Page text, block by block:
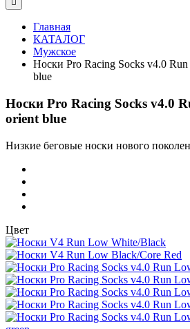
Главная
КАТАЛОГ
Мужское
Носки Pro Racing Socks v4.0
blue
Носки Pro Racing Socks v4.0
orient blue
Низкие беговые носки нового
Цвет